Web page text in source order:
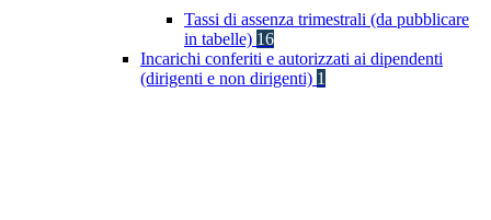
Tassi di assenza trimestrali (da pubblicare
in tabelle) 16
Incarichi conferiti e autorizzati ai dipendenti
(dirigenti e non dirigenti) 1